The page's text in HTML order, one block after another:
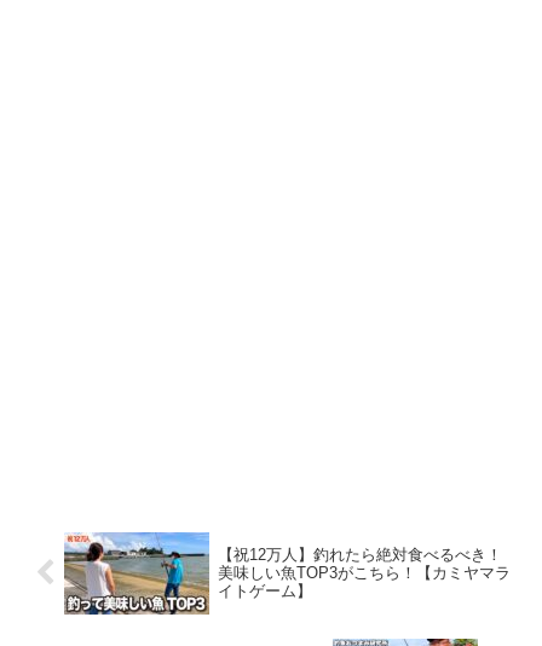
【祝12万人】釣れたら絶対食べるべき！
美味しい魚TOP3がこちら！【カミヤマラ
イトゲーム】